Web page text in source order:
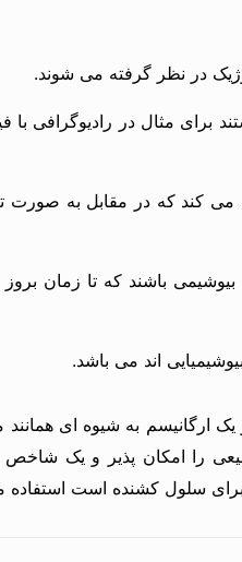
برای مثال در رادیوگرافی
کند که در مقابل به صورت
بیوشیمی باشند که تا زمان
اند می باشد.
ارگانیسم به شیوه ای همانند
را امکان پذیر و یک شاخص
برای سلول کشنده است